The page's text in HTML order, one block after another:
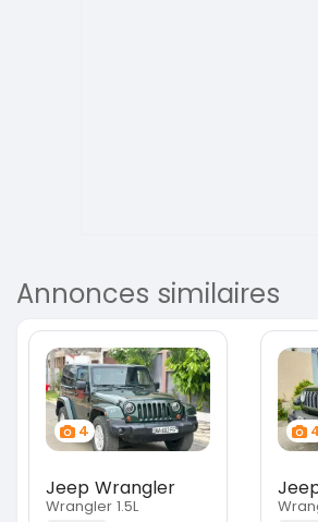
Annonces similaires
4
Jeep Wrangler
Wrangler 1.5L